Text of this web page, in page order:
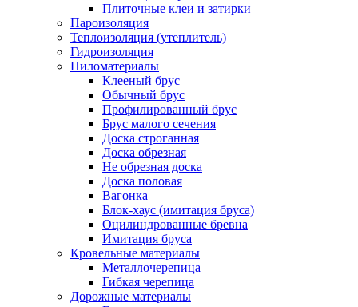
Плиточные клеи и затирки
Пароизоляция
Теплоизоляция (утеплитель)
Гидроизоляция
Пиломатериалы
Клееный брус
Обычный брус
Профилированный брус
Брус малого сечения
Доска строганная
Доска обрезная
Не обрезная доска
Доска половая
Вагонка
Блок-хаус (имитация бруса)
Оцилиндрованные бревна
Имитация бруса
Кровельные материалы
Металлочерепица
Гибкая черепица
Дорожные материалы